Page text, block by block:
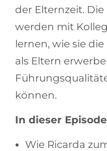
der Elternzeit.
werden mit
lernen, wie sie
als Eltern
können.
In dieser
Wie Ricarda